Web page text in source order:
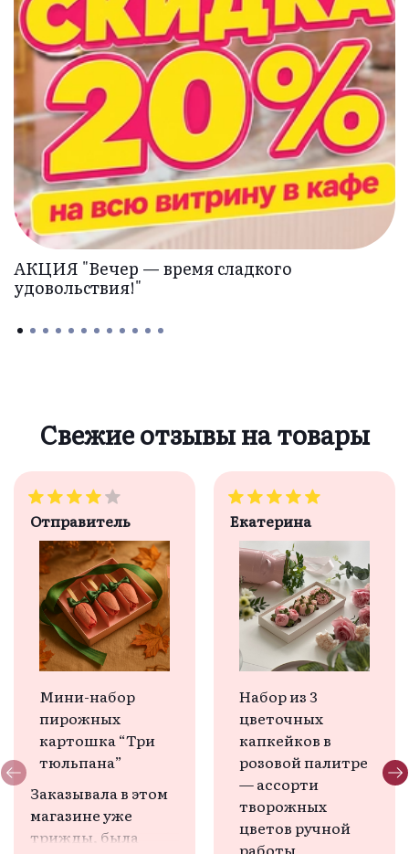
АКЦИЯ "Вечер — время сладкого
удовольствия!"
Свежие отзывы на товары
Отправитель
Мини-набор
пирожных
картошка “Три
тюльпана”
Заказывала в этом
магазине уже
трижды, была
Екатерина
Набор из 3
цветочных
капкейков в
розовой палитре
— ассорти
творожных
цветов ручной
работы